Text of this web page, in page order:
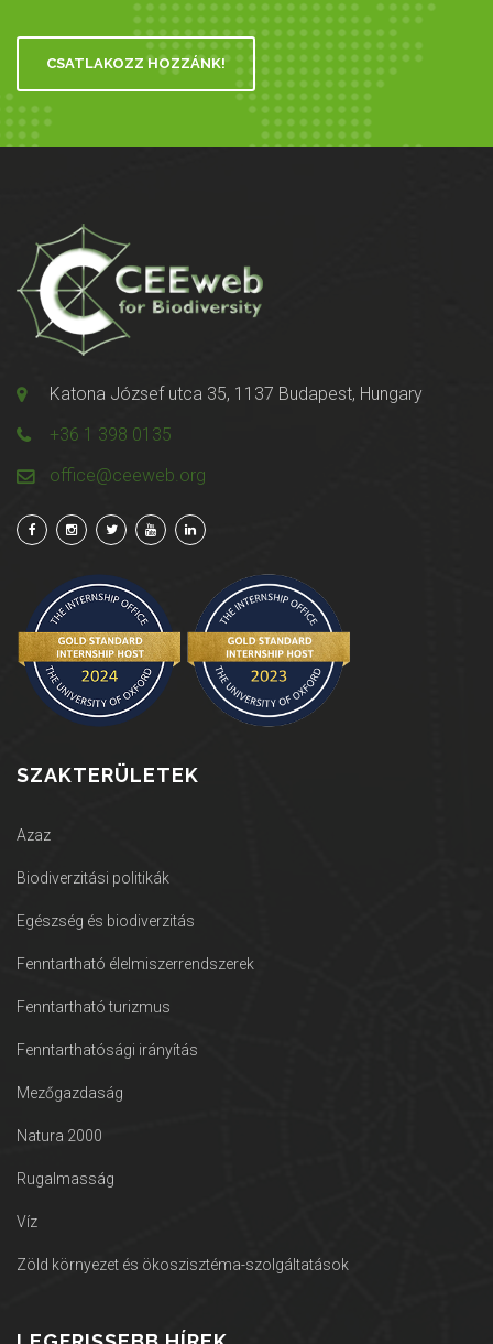
CSATLAKOZZ HOZZÁNK!
Katona József utca 35, 1137 Budapest, Hungary
+36 1 398 0135
office@ceeweb.org
SZAKTERÜLETEK
Azaz
Biodiverzitási politikák
Egészség és biodiverzitás
Fenntartható élelmiszerrendszerek
Fenntartható turizmus
Fenntarthatósági irányítás
Mezőgazdaság
Natura 2000
Rugalmasság
Víz
Zöld környezet és ökoszisztéma-szolgáltatások